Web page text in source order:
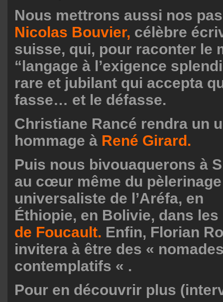
Nous mettrons aussi nos
Nicolas Bouvier, célèbre
suisse, qui, pour raconter le
“langage à l’exigence
rare et jubilant qui accepta
fasse… et le défasse.
Christiane Rancé rendra un
hommage à René Girard.
Puis nous bivouaquerons à
au cœur même du
universaliste de l’Aréfa, en
Éthiopie, en Bolivie, dans
de Foucault. Enfin, Florian
invitera à être des «
contemplatifs « .
Pour en découvrir plus